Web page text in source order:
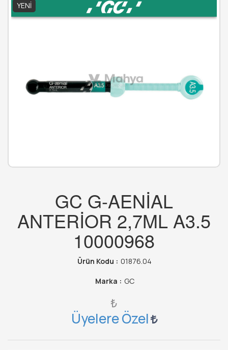
YENI
GC G-AENİAL
ANTERİOR 2,7ML A3.5
10000968
Ürün Kodu : 01876.04
Marka : GC
₺
Üyelere Özel